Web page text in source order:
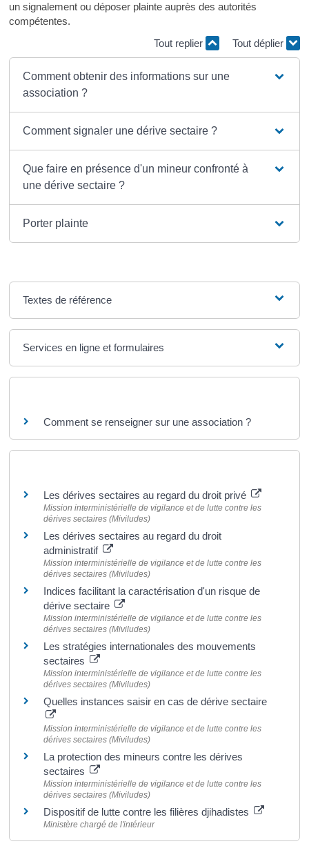
un signalement ou déposer plainte auprès des autorités
compétentes.
Tout replier
Tout déplier
Comment obtenir des informations sur une
association ?
Comment signaler une dérive sectaire ?
Que faire en présence d'un mineur confronté à
une dérive sectaire ?
Porter plainte
Textes de référence
Services en ligne et formulaires
Comment se renseigner sur une association ?
Les dérives sectaires au regard du droit privé
Mission interministérielle de vigilance et de lutte contre les
dérives sectaires (Miviludes)
Les dérives sectaires au regard du droit
administratif
Mission interministérielle de vigilance et de lutte contre les
dérives sectaires (Miviludes)
Indices facilitant la caractérisation d'un risque de
dérive sectaire
Mission interministérielle de vigilance et de lutte contre les
dérives sectaires (Miviludes)
Les stratégies internationales des mouvements
sectaires
Mission interministérielle de vigilance et de lutte contre les
dérives sectaires (Miviludes)
Quelles instances saisir en cas de dérive sectaire
Mission interministérielle de vigilance et de lutte contre les
dérives sectaires (Miviludes)
La protection des mineurs contre les dérives
sectaires
Mission interministérielle de vigilance et de lutte contre les
dérives sectaires (Miviludes)
Dispositif de lutte contre les filières djihadistes
Ministère chargé de l'intérieur